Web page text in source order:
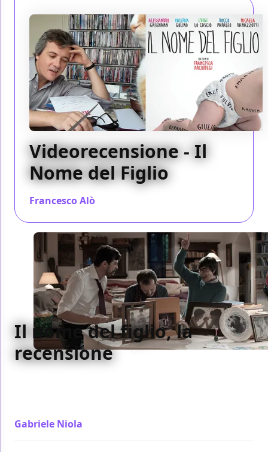
Videorecensione - Il
Nome del Figlio
Francesco Alò
Il nome del figlio, la
recensione
Gabriele Niola